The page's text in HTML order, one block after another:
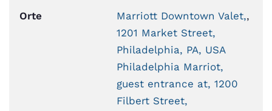
Orte
Marriott Downtown Valet,
1201 Market Street,
Philadelphia, PA, USA
,
Philadelphia Marriot,
guest entrance at, 1200
Filbert Street,